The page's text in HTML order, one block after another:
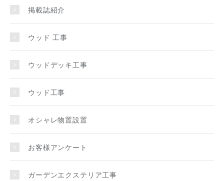
掲載誌紹介
ウッド 工事
ウッドデッキ工事
ウッド工事
オシャレ物置設置
お客様アンケート
ガーデンエクステリア工事